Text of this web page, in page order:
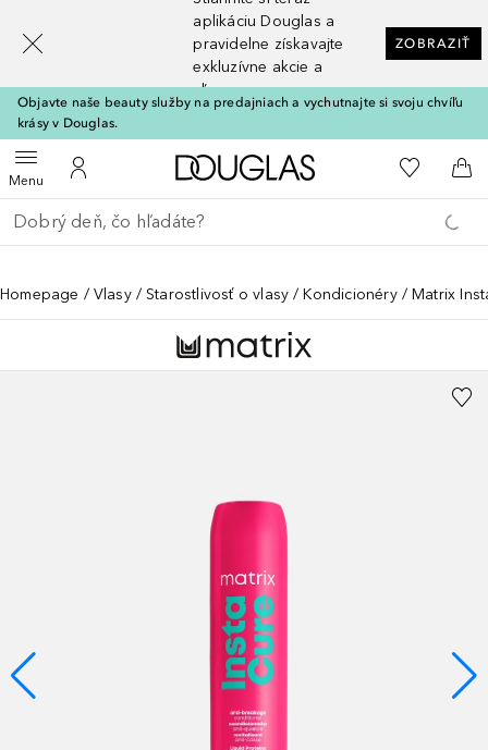
aplikáciu Douglas a
pravidelne získavajte
exkluzívne akcie a
zľavy
ZOBRAZIŤ
Objavte naše beauty služby na predajniach a vychutnajte si svoju chvíľu
krásy v Douglas.
MenuOtvoriť menuDo môjho účtu
Domov Do môjho
Do
Choď späť
Vykonajte vyhľadávanie
Homepage Vlasy Starostlivosť o vlasy Kondicionéry Matrix
[navigation.slideout.screenreader]